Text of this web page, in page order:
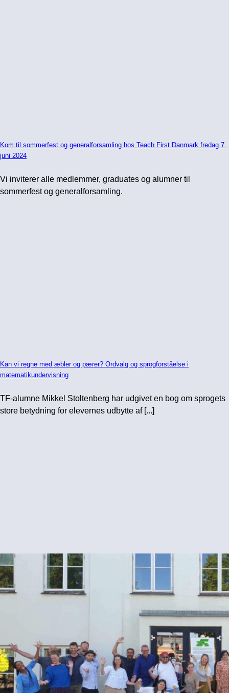
Kom til sommerfest og generalforsamling hos Teach First Danmark fredag 7.
juni 2024
Vi inviterer alle medlemmer, graduates og alumner til
sommerfest og generalforsamling.
Kan vi regne med æbler og pærer? Ordvalg og sprogforståelse i
matematikundervisning
TF-alumne Mikkel Stoltenberg har udgivet en bog om sprogets
store betydning for elevernes udbytte af [...]